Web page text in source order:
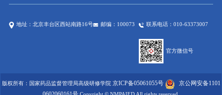
地址：北京丰台区西站南路16号 联系电话：010-63373007
邮编：100073
官方微信号
版权所有：国家药品监督管理局高级研修学院 京ICP备05061055号
京公网安备1101